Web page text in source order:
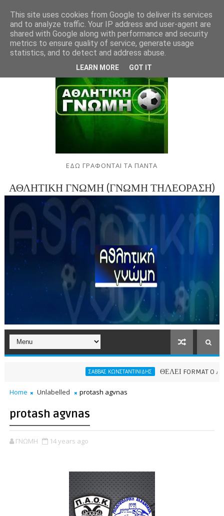
ΕΔΩ ΓΡΑΦΟΝΤΑΙ ΤΑ ΠΑΝΤΑ
ΑΘΛΗΤΙΚΗ ΓΝΩΜΗ (ΓΝΩΜΗ ΤΗΛΕΟΡΑΣΗ)
ΣΑΒΒΑΣ ΚΩΝΣΤΑΝΤΙΝΙΔΗΣ ΘΕΛΕΙ FORMAT O ΑΡΗΣ
Home Unlabelled protash agvnas
protash agvnas
ΓΝΩΜΗ 14 years ago
This site uses cookies from Google to deliver its services
and to analyze traffic. Your IP address and user-agent are
shared with Google along with performance and security
metrics to ensure quality of service, generate usage
statistics, and to detect and address abuse.
LEARN MORE GOT IT